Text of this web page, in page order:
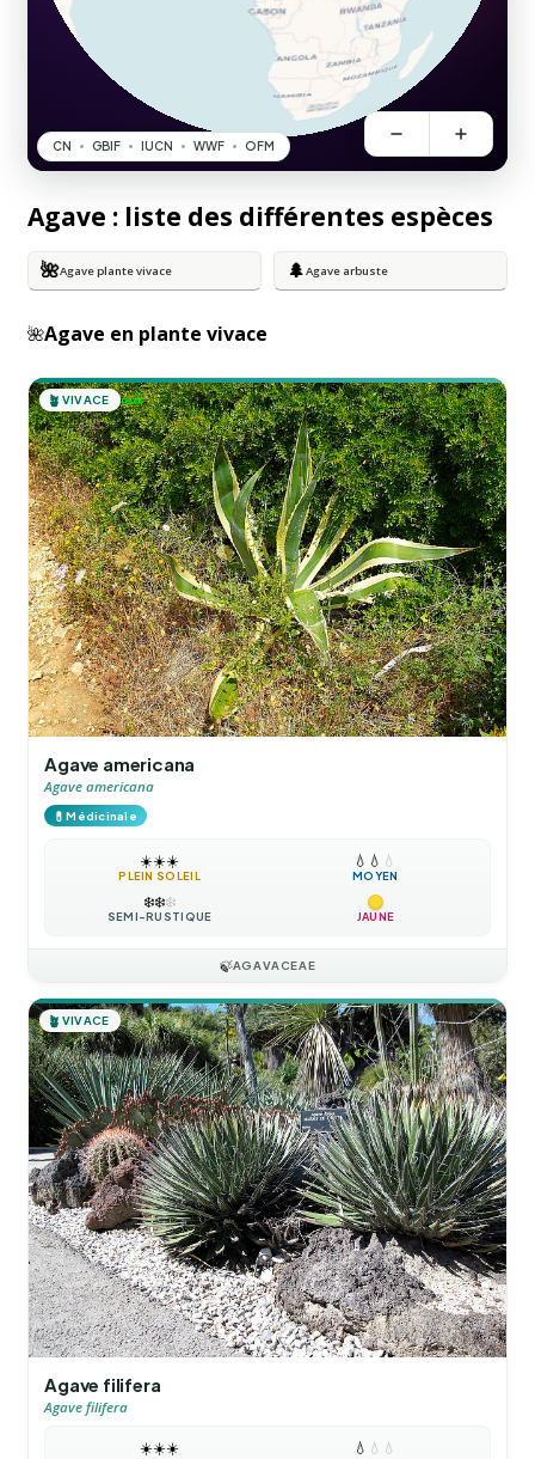
Agave : liste des différentes espèces
🌺Agave plante vivace 🌲Agave arbuste
🌺Agave en plante vivace
🪴 VIVACE
Agave americana
Agave americana
💊Médicinale
☀️☀️☀️
PLEIN SOLEIL
💧 💧 💧
MOYEN
❄️❄️❄️
SEMI-RUSTIQUE JAUNE
🍃AGAVACEAE
🪴 VIVACE
Agave filifera
Agave filifera
☀️☀️☀️ 💧 💧 💧